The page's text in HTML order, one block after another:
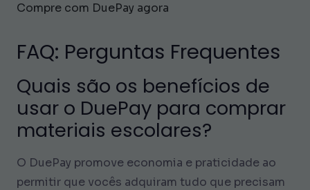
Compre com DuePay agora
FAQ: Perguntas Frequentes
Quais são os benefícios de
usar o DuePay para comprar
materiais escolares?
O DuePay promove economia e praticidade ao
permitir que vocês adquiram tudo que precisam